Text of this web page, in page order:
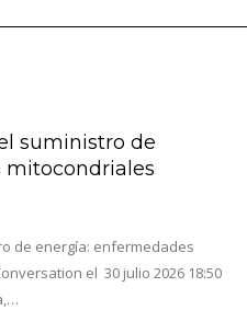
suministro de
mitocondriales
de energía: enfermedades
el 30 julio 2026 18:50